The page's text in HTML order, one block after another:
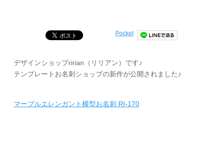
Pocket
デザインショップririan（リリアン）です♪
テンプレートお名刺ショップの新作が公開されました♪
マーブルエレンガント横型お名刺 RI-170